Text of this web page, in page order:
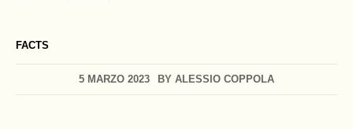
FACTS
5 MARZO 2023 BY ALESSIO COPPOLA